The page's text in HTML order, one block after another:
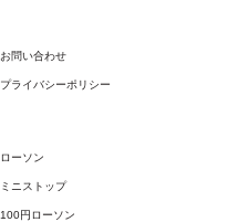
お問い合わせ
プライバシーポリシー
ローソン
ミニストップ
100円ローソン